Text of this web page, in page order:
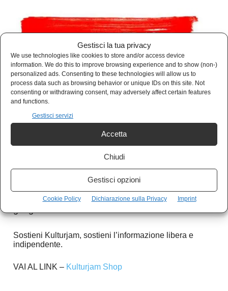
Gestisci la tua privacy
We use technologies like cookies to store and/or access device
information. We do this to improve browsing experience and to show (non-)
personalized ads. Consenting to these technologies will allow us to
process data such as browsing behavior or unique IDs on this site. Not
consenting or withdrawing consent, may adversely affect certain features
and functions.
Gestisci servizi
Accetta
Chiudi
Gestisci opzioni
Cookie Policy Dichiarazione sulla Privacy Imprint
Sostieni Kulturjam
Kulturjam.it è un quotidiano indipendente
senza finanziamenti, completamente gratuito.
I nostri articoli sono gratuiti e lo saranno
sempre. Nessun abbonamento.
Se vuoi sostenerci e aiutarci a crescere,
nessuna donazione, ma puoi acquistare i nostri
Sostieni Kulturjam, sostieni l’informazione libera e
indipendente.
VAI AL LINK – Kulturjam Shop